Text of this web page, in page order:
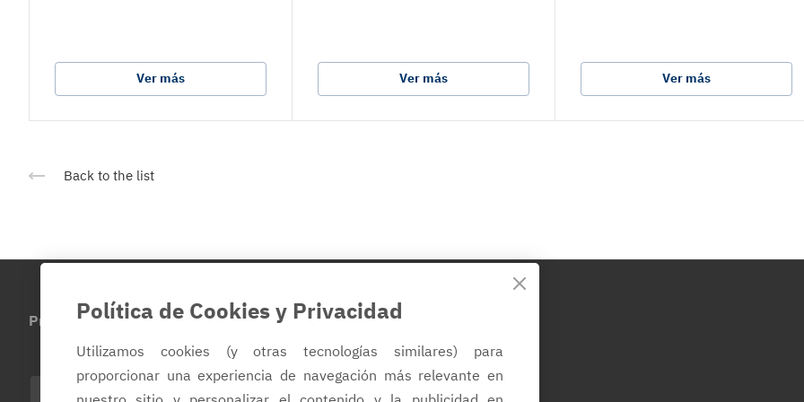
Ver más Ver más Ver más
Back to the list
Productos Sobre la empresa Contacto
ES
Política de Cookies y Privacidad
Utilizamos cookies (y otras tecnologías similares) para
proporcionar una experiencia de navegación más relevante en